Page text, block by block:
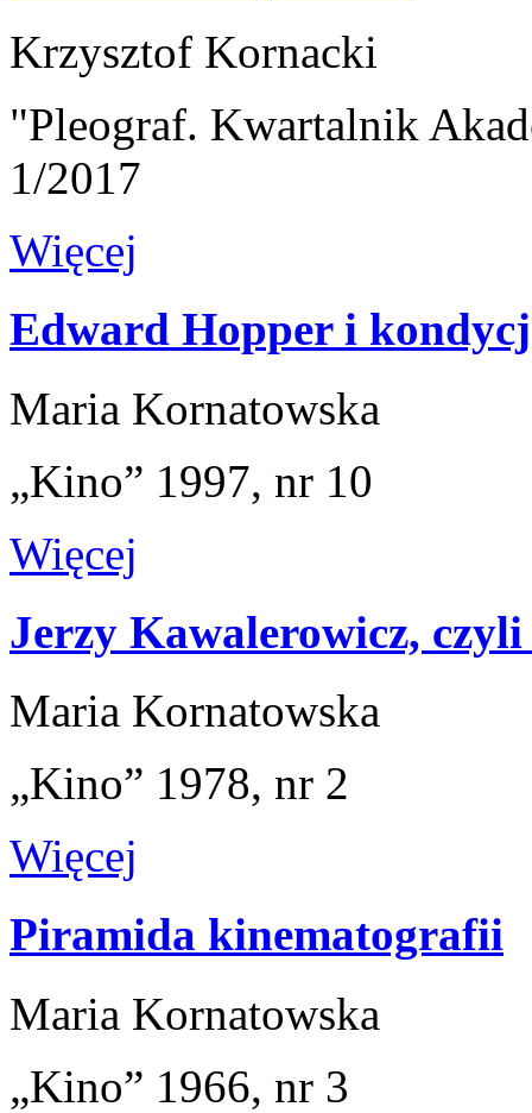
Krzysztof Kornacki
"Pleograf. Kwartalnik
1/2017
Więcej
Edward Hopper i
Maria Kornatowska
„Kino” 1997, nr 10
Więcej
Jerzy Kawalerowicz, czyli
Maria Kornatowska
„Kino” 1978, nr 2
Więcej
Piramida kinematografii
Maria Kornatowska
„Kino” 1966, nr 3